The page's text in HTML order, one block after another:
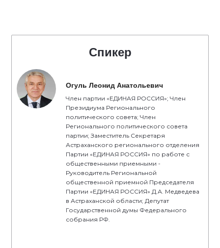
Спикер
Огуль Леонид Анатольевич
Член партии «ЕДИНАЯ РОССИЯ»; Член
Президиума Регионального
политического совета; Член
Регионального политического совета
партии; Заместитель Секретаря
Астраханского регионального отделения
Партии «ЕДИНАЯ РОССИЯ» по работе с
общественными приемными -
Руководитель Региональной
общественной приемной Председателя
Партии «ЕДИНАЯ РОССИЯ» Д.А. Медведева
в Астраханской области; Депутат
Государственной думы Федерального
собрания РФ.